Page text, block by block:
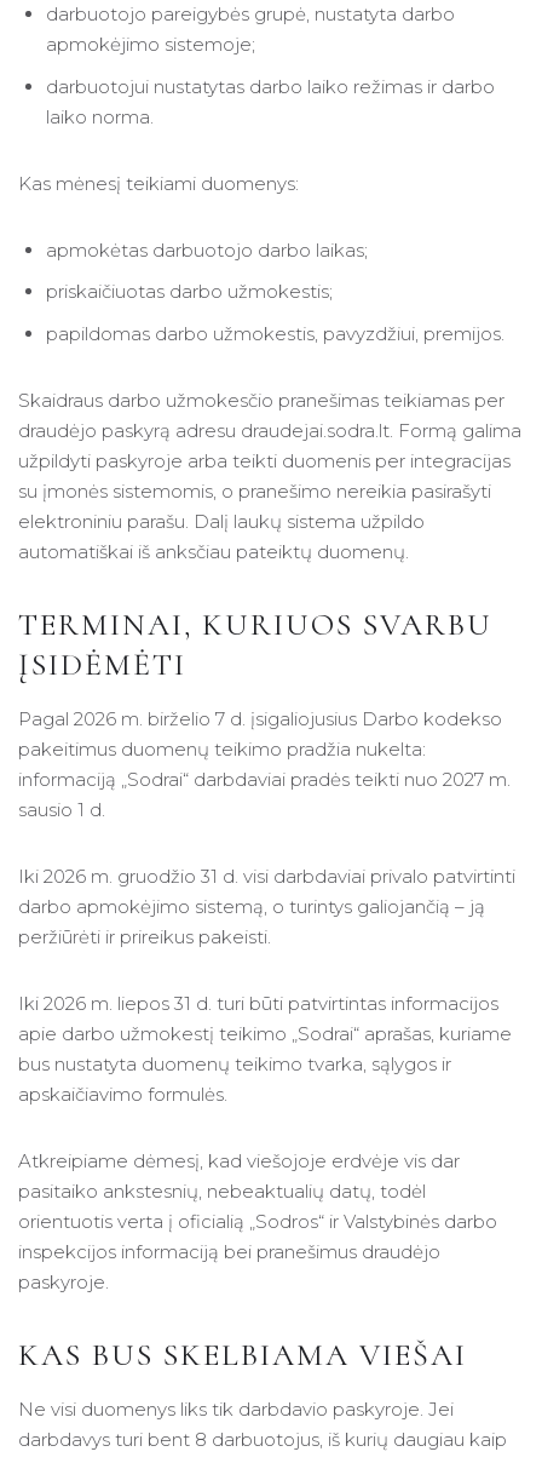
darbuotojo pareigybės grupė, nustatyta darbo
apmokėjimo sistemoje;
darbuotojui nustatytas darbo laiko režimas ir darbo
laiko norma.
Kas mėnesį teikiami duomenys:
apmokėtas darbuotojo darbo laikas;
priskaičiuotas darbo užmokestis;
papildomas darbo užmokestis, pavyzdžiui, premijos.
Skaidraus darbo užmokesčio pranešimas teikiamas per
draudėjo paskyrą adresu draudejai.sodra.lt. Formą galima
užpildyti paskyroje arba teikti duomenis per integracijas
su įmonės sistemomis, o pranešimo nereikia pasirašyti
elektroniniu parašu. Dalį laukų sistema užpildo
automatiškai iš anksčiau pateiktų duomenų.
TERMINAI, KURIUOS SVARBU
ĮSIDĖMĖTI
Pagal 2026 m. birželio 7 d. įsigaliojusius Darbo kodekso
pakeitimus duomenų teikimo pradžia nukelta:
informaciją „Sodrai“ darbdaviai pradės teikti nuo 2027 m.
sausio 1 d.
Iki 2026 m. gruodžio 31 d. visi darbdaviai privalo patvirtinti
darbo apmokėjimo sistemą, o turintys galiojančią – ją
peržiūrėti ir prireikus pakeisti.
Iki 2026 m. liepos 31 d. turi būti patvirtintas informacijos
apie darbo užmokestį teikimo „Sodrai“ aprašas, kuriame
bus nustatyta duomenų teikimo tvarka, sąlygos ir
apskaičiavimo formulės.
Atkreipiame dėmesį, kad viešojoje erdvėje vis dar
pasitaiko ankstesnių, nebeaktualių datų, todėl
orientuotis verta į oficialią „Sodros“ ir Valstybinės darbo
inspekcijos informaciją bei pranešimus draudėjo
paskyroje.
KAS BUS SKELBIAMA VIEŠAI
Ne visi duomenys liks tik darbdavio paskyroje. Jei
darbdavys turi bent 8 darbuotojus, iš kurių daugiau kaip